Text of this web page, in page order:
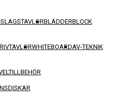
BLÄDDERBLOCK
WHITEBOARDAV-TEKNIK